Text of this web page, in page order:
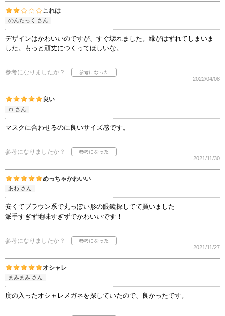
これは
のんたっく さん
デザインはかわいいのですが、すぐ壊れました。縁がはずれてしまいま
した。もっと頑丈につくってほしいな。
参考になりましたか？
2022/04/08
良い
ｍ さん
マスクに合わせるのに良いサイズ感です。
参考になりましたか？
2021/11/30
めっちゃかわいい
あわ さん
安くてブラウン系で丸っぽい形の眼鏡探してて買いました
派手すぎず地味すぎずでかわいいです！
参考になりましたか？
2021/11/27
オシャレ
まみまみ さん
度の入ったオシャレメガネを探していたので、良かったです。